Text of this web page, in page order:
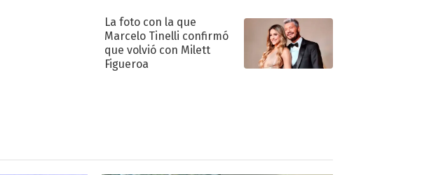
La foto con la que
Marcelo Tinelli confirmó
que volvió con Milett
Figueroa